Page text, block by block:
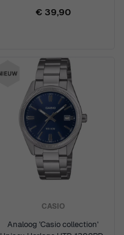
€ 39,90
CASIO
Analoog 'Casio collection'